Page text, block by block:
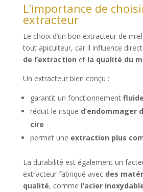
L’importance de
extracteur
Le choix d’un bon extracteur de
tout apiculteur, car il influence
de l’extraction et la qualité du
Un extracteur bien conçu :
garantit un fonctionnement fluide
réduit le risque d’endommager
cire
permet une extraction plus
La durabilité est également un
extracteur fabriqué avec des
qualité, comme l’acier